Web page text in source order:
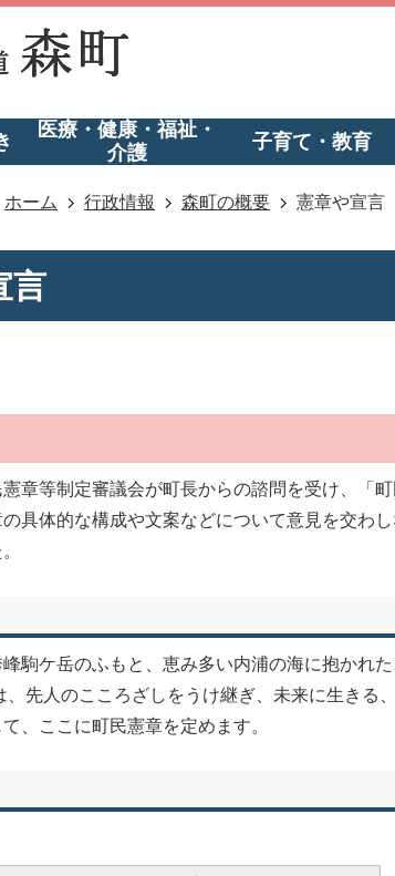
医療・健康・福祉・
介護
子育て・教育
ホーム 行政情報 森町の概要 憲章や宣言
言
章等制定審議会が町長からの諮問を受け、「
具体的な構成や文案などについて意見を交わ
駒ケ岳のふもと、恵み多い内浦の海に抱かれ
、先人のこころざしをうけ継ぎ、未来に生きる
、ここに町民憲章を定めます。